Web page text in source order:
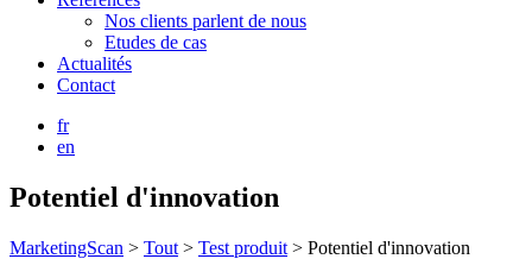
Nos clients parlent de nous
Etudes de cas
Actualités
Contact
fr
en
Potentiel d'innovation
MarketingScan > Tout > Test produit > Potentiel d'innovation